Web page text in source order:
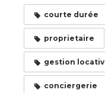
courte durée
proprietaire
gestion
conciergerie